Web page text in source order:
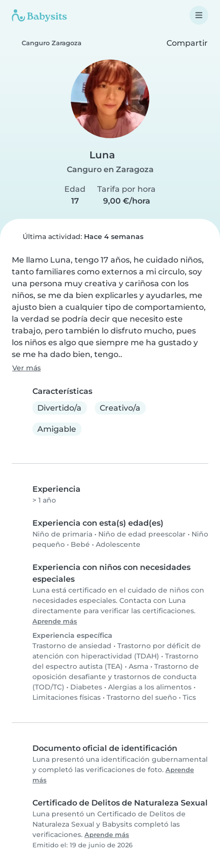
Canguro Zaragoza Compartir
Luna
Canguro en Zaragoza
Edad
17
Tarifa por hora
9,00 €/hora
Última actividad: Hace 4 semanas
Me llamo Luna, tengo 17 años, he cuidado niños,
tanto familiares como externos a mi circulo, soy
una persona muy creativa y cariñosa con los
niños, se me da bien explicarles y ayudarles, me
ajusto bien a cualquier tipo de comportamiento,
la verdad se podría decir que necesito este
trabajo, pero también lo disfruto mucho, pues
los niños es algo que siempre me ha gustado y
se me ha dado bien, tengo..
Ver más
Características
Divertido/a
Creativo/a
Amigable
Experiencia
> 1 año
Experiencia con esta(s) edad(es)
Niño de primaria • Niño de edad preescolar • Niño
pequeño • Bebé • Adolescente
Experiencia con niños con necesidades
especiales
Luna está certificado en el cuidado de niños con
necesidades especiales. Contacta con Luna
directamente para verificar las certificaciones.
Aprende más
Experiencia específica
Trastorno de ansiedad • Trastorno por déficit de
atención con hiperactividad (TDAH) • Trastorno
del espectro autista (TEA) • Asma • Trastorno de
oposición desafiante y trastornos de conducta
(TOD/TC) • Diabetes • Alergias a los alimentos •
Limitaciones físicas • Trastorno del sueño • Tics
Documento oficial de identificación
Luna presentó una identificación gubernamental
y completó las verificaciones de foto. Aprende
más
Certificado de Delitos de Naturaleza Sexual
Luna presentó un Certificado de Delitos de
Naturaleza Sexual y Babysits completó las
verificaciones. Aprende más
Emitido el: 19 de junio de 2026